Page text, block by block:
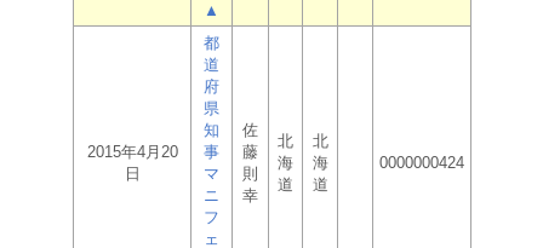
▲
2015年4月20
日
都
道
府
県
知
事
マ
ニ
フ
ェ
佐
藤
則
幸
北
海
道
北
海
道
0000000424